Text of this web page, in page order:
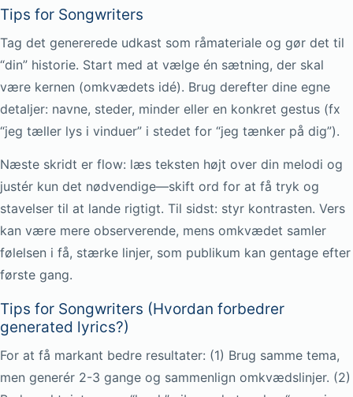
Tips for Songwriters
Tag det genererede udkast som råmateriale og gør det til
“din” historie. Start med at vælge én sætning, der skal
være kernen (omkvædets idé). Brug derefter dine egne
detaljer: navne, steder, minder eller en konkret gestus (fx
“jeg tæller lys i vinduer” i stedet for “jeg tænker på dig”).
Næste skridt er flow: læs teksten højt over din melodi og
justér kun det nødvendige—skift ord for at få tryk og
stavelser til at lande rigtigt. Til sidst: styr kontrasten. Vers
kan være mere observerende, mens omkvædet samler
følelsen i få, stærke linjer, som publikum kan gentage efter
første gang.
Tips for Songwriters (Hvordan forbedrer
generated lyrics?)
For at få markant bedre resultater: (1) Brug samme tema,
men generér 2-3 gange og sammenlign omkvædslinjer. (2)